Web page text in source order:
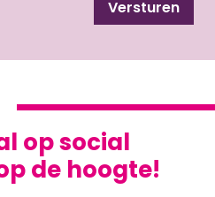
Versturen
op social
de hoogte!